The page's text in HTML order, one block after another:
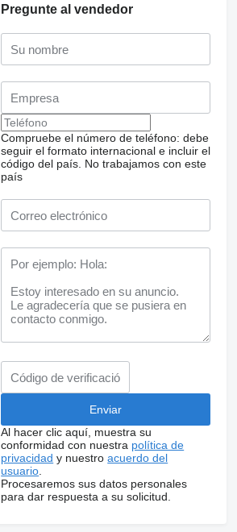
Pregunte al vendedor
Compruebe el número de teléfono: debe
seguir el formato internacional e incluir el
código del país. No trabajamos con este
país
Al hacer clic aquí, muestra su
conformidad con nuestra política de
privacidad y nuestroacuerdo del
usuario
Procesaremos sus datos personales
para dar respuesta a su solicitud.